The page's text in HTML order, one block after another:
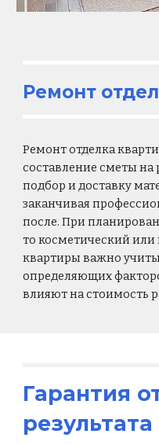
Ремонт
Ремонт отделка
составление сметы
подбор и доставку
заканчивая
после. При
то косметический
квартиры важно
определяющих
влияют на стоимость
Гарантия
результата